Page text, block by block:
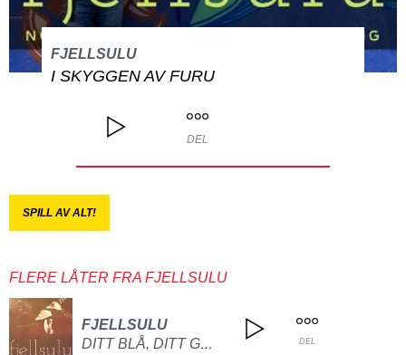
FJELLSULU
I SKYGGEN AV FURU
DEL
SPILL AV ALT!
FLERE LÅTER FRA FJELLSULU
FJELLSULU
DITT BLÅ, DITT GRÅ, DITT GRØNNE DEL